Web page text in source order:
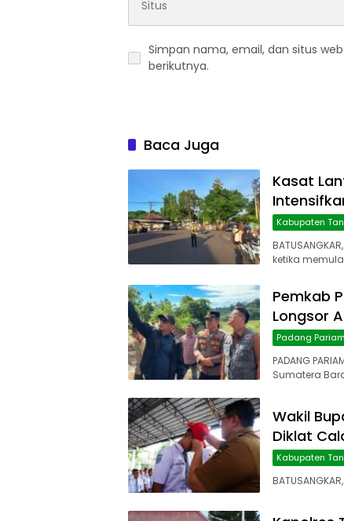
Simpan nama, email, dan situs
berikutnya.
Baca Juga
Kasat
Kabupaten
ketika
Pemkab
Longsor
Padang
PADANG
Sumatera
Wakil
Diklat
Kabupaten